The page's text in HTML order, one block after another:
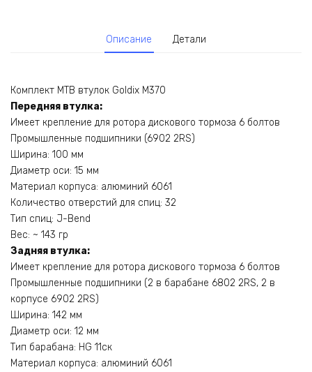
Описание Детали
Комплект MTB втулок Goldix M370
Передняя втулка:
Имеет крепление для ротора дискового тормоза 6 болтов
Промышленные подшипники (6902 2RS)
Ширина: 100 мм
Диаметр оси: 15 мм
Материал корпуса: алюминий 6061
Количество отверстий для спиц: 32
Тип спиц: J-Bend
Вес: ~ 143 гр
Задняя втулка:
Имеет крепление для ротора дискового тормоза 6 болтов
Промышленные подшипники (2 в барабане 6802 2RS, 2 в
корпусе 6902 2RS)
Ширина: 142 мм
Диаметр оси: 12 мм
Тип барабана: HG 11ск
Материал корпуса: алюминий 6061